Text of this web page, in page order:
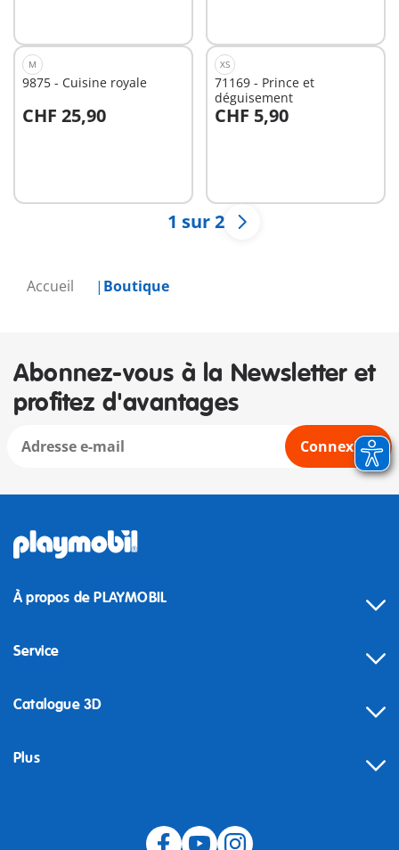
Accueil Boutique
M
9875 - Cuisine royale
CHF 25,90
XS
71169 - Prince et
déguisement
CHF 5,90
1 sur 2
Abonnez-vous à la Newsletter et
profitez d'avantages
Connexion
À propos de PLAYMOBIL
Service
Catalogue 3D
Plus